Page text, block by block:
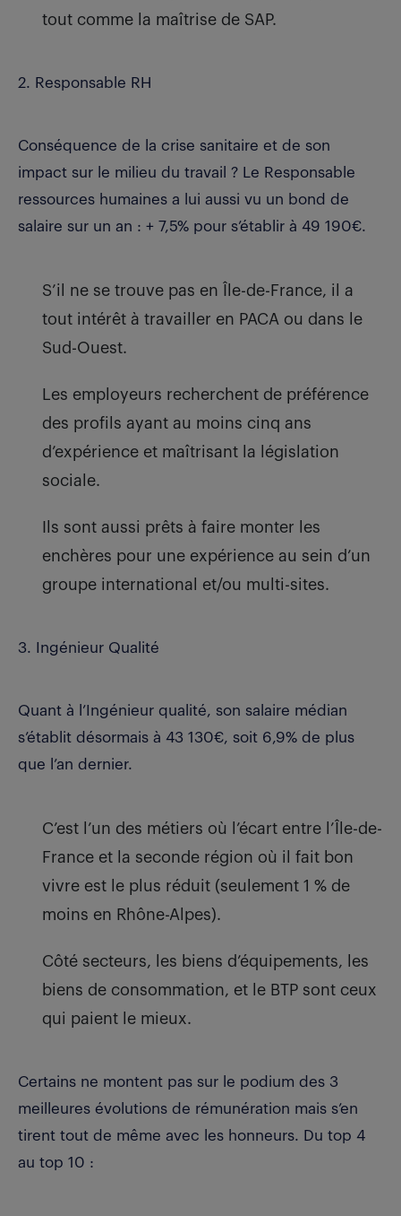
tout comme la maîtrise de SAP.
2. Responsable RH
Conséquence de la crise sanitaire et de son
impact sur le milieu du travail ? Le Responsable
ressources humaines a lui aussi vu un bond de
salaire sur un an : + 7,5% pour s’établir à 49 190€.
S’il ne se trouve pas en Île-de-France, il a
tout intérêt à travailler en PACA ou dans le
Sud-Ouest.
Les employeurs recherchent de préférence
des profils ayant au moins cinq ans
d’expérience et maîtrisant la législation
sociale.
Ils sont aussi prêts à faire monter les
enchères pour une expérience au sein d’un
groupe international et/ou multi-sites.
3. Ingénieur Qualité
Quant à l’Ingénieur qualité, son salaire médian
s’établit désormais à 43 130€, soit 6,9% de plus
que l’an dernier.
C’est l’un des métiers où l’écart entre l’Île-de-
France et la seconde région où il fait bon
vivre est le plus réduit (seulement 1 % de
moins en Rhône-Alpes).
Côté secteurs, les biens d’équipements, les
biens de consommation, et le BTP sont ceux
qui paient le mieux.
Certains ne montent pas sur le podium des 3
meilleures évolutions de rémunération mais s’en
tirent tout de même avec les honneurs. Du top 4
au top 10 :